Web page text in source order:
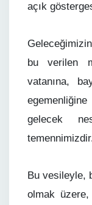
açık
bu verilen
vatanına,
gelecek
Bu vesileyle,
olmak üzere,